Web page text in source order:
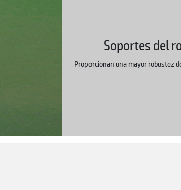
Soportes del
Proporcionan una mayor robustez